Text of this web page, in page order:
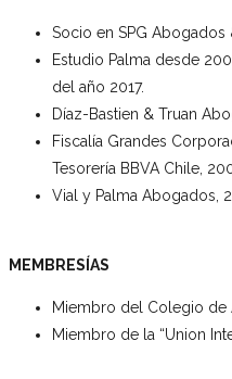
Socio en SPG
Estudio Palma desde
del año 2017.
Díaz-Bastien & Truan
Fiscalía Grandes
Tesorería BBVA Chile,
Vial y Palma Abogados,
MEMBRESÍAS
Miembro del Colegio de
Miembro de la “Union